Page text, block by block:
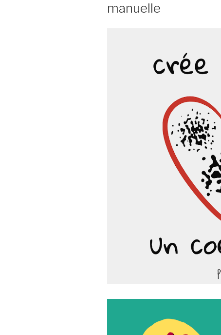
manuelle